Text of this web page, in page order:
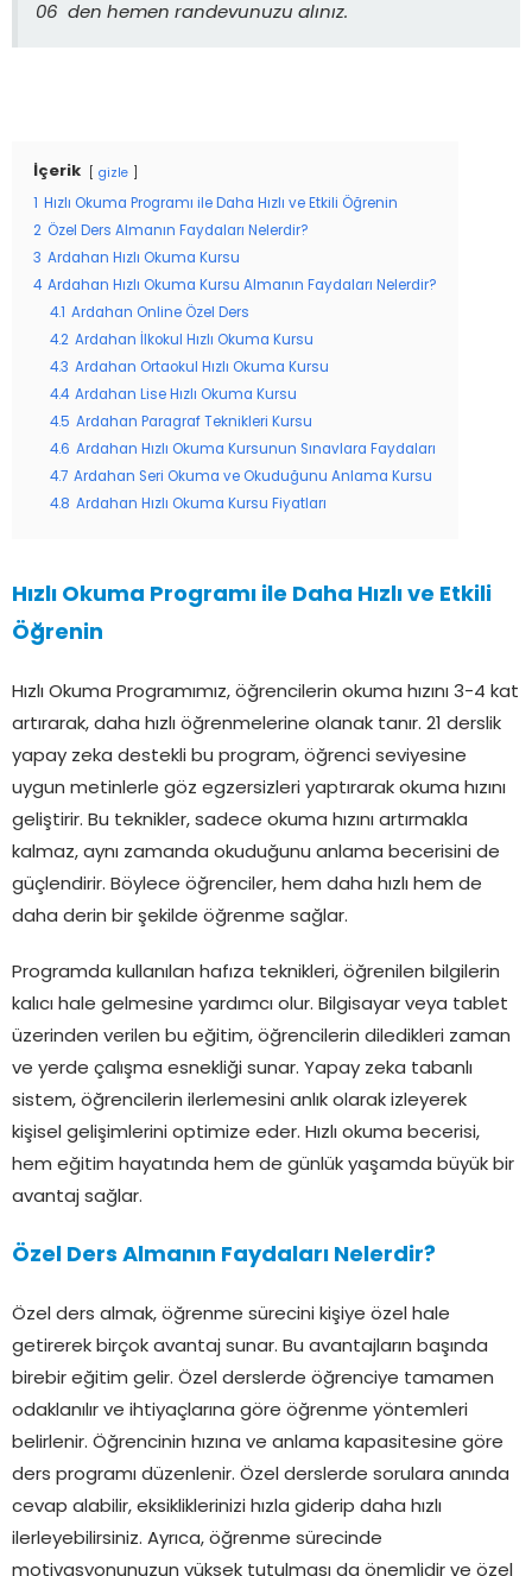
06 den hemen randevunuzu alınız.
İçerik gizle
Hızlı Okuma Programı ile Daha Hızlı ve Etkili Öğrenin
2 Özel Ders Almanın Faydaları Nelerdir?
3 Ardahan Hızlı Okuma Kursu
4 Ardahan Hızlı Okuma Kursu Almanın Faydaları Nelerdir?
4.1
Ardahan Online Özel Ders
4.2 Ardahan İlkokul Hızlı Okuma Kursu
4.3 Ardahan Ortaokul Hızlı Okuma Kursu
4.4 Ardahan Lise Hızlı Okuma Kursu
4.5 Ardahan Paragraf Teknikleri Kursu
4.6 Ardahan Hızlı Okuma Kursunun Sınavlara Faydaları
4.7 Ardahan Seri Okuma ve Okuduğunu Anlama Kursu
4.8 Ardahan Hızlı Okuma Kursu Fiyatları
Hızlı Okuma Programı ile Daha Hızlı ve Etkili
Öğrenin
Hızlı Okuma Programımız, öğrencilerin okuma hızını 3-4 kat
artırarak, daha hızlı öğrenmelerine olanak tanır. 21 derslik
yapay zeka destekli bu program, öğrenci seviyesine
uygun metinlerle göz egzersizleri yaptırarak okuma hızını
geliştirir. Bu teknikler, sadece okuma hızını artırmakla
kalmaz, aynı zamanda okuduğunu anlama becerisini de
güçlendirir. Böylece öğrenciler, hem daha hızlı hem de
daha derin bir şekilde öğrenme sağlar.
Programda kullanılan hafıza teknikleri, öğrenilen bilgilerin
kalıcı hale gelmesine yardımcı olur. Bilgisayar veya tablet
üzerinden verilen bu eğitim, öğrencilerin diledikleri zaman
ve yerde çalışma esnekliği sunar. Yapay zeka tabanlı
sistem, öğrencilerin ilerlemesini anlık olarak izleyerek
kişisel gelişimlerini optimize eder. Hızlı okuma becerisi,
hem eğitim hayatında hem de günlük yaşamda büyük bir
avantaj sağlar.
Özel Ders Almanın Faydaları Nelerdir?
Özel ders almak, öğrenme sürecini kişiye özel hale
getirerek birçok avantaj sunar. Bu avantajların başında
birebir eğitim gelir. Özel derslerde öğrenciye tamamen
odaklanılır ve ihtiyaçlarına göre öğrenme yöntemleri
belirlenir. Öğrencinin hızına ve anlama kapasitesine göre
ders programı düzenlenir. Özel derslerde sorulara anında
cevap alabilir, eksikliklerinizi hızla giderip daha hızlı
ilerleyebilirsiniz. Ayrıca, öğrenme sürecinde
motivasyonunuzun yüksek tutulması da önemlidir ve özel